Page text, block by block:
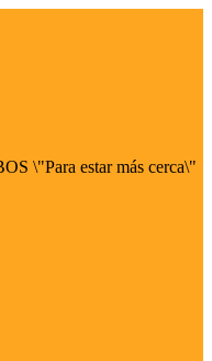
\"Para estar más cerca\"